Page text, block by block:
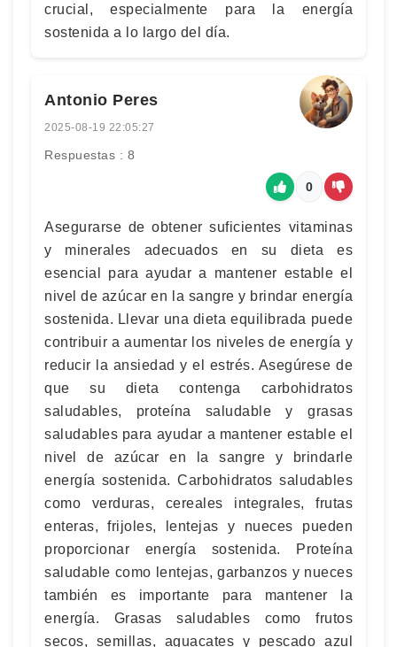
crucial, especialmente para la energía
sostenida a lo largo del día.
Antonio Peres
2025-08-19 22:05:27
Respuestas : 8
0
Asegurarse de obtener suficientes vitaminas
y minerales adecuados en su dieta es
esencial para ayudar a mantener estable el
nivel de azúcar en la sangre y brindar energía
sostenida. Llevar una dieta equilibrada puede
contribuir a aumentar los niveles de energía y
reducir la ansiedad y el estrés. Asegúrese de
que su dieta contenga carbohidratos
saludables, proteína saludable y grasas
saludables para ayudar a mantener estable el
nivel de azúcar en la sangre y brindarle
energía sostenida. Carbohidratos saludables
como verduras, cereales integrales, frutas
enteras, frijoles, lentejas y nueces pueden
proporcionar energía sostenida. Proteína
saludable como lentejas, garbanzos y nueces
también es importante para mantener la
energía. Grasas saludables como frutos
secos, semillas, aguacates y pescado azul